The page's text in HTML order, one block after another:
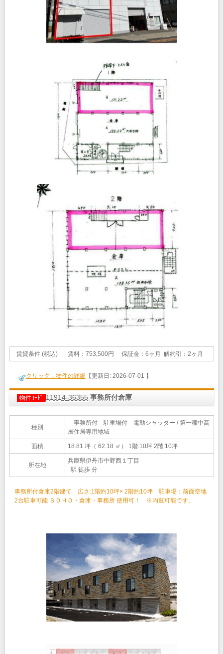
賃貸条件 (税込) 賃料：753,500円 保証金：6ヶ月 解約引：2ヶ月
クリック→物件の詳細 【更新日: 2026-07-01 】
物件ｺｰﾄﾞ 11914-36355 事務所付倉庫
種別
事務所付 駐車場付 電動シャッター / 第一種中高
層住居専用地域
面積 18.81 坪（ 62.18 ㎡） 1階:10坪 2階:10坪
所在地
兵庫県伊丹市中野西１丁目
駅 徒歩 分
事務所付倉庫2階建て 広さ:1階約10坪× 2階約10坪 駐車場：前面空地
2台駐車可能 ＳＯＨＯ・倉庫・事務所 使用可！ ※内覧可能です。